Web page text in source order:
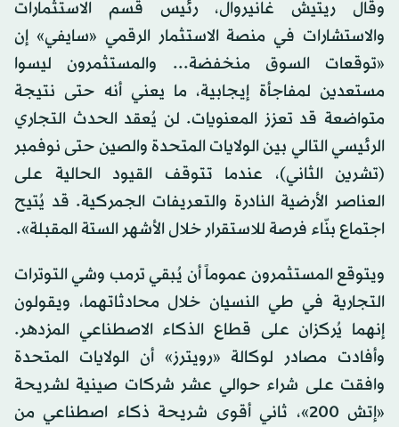
وقال ريتيش غانيروال، رئيس قسم الاستثمارات
والاستشارات في منصة الاستثمار الرقمي «سايفي» إن
«توقعات السوق منخفضة... والمستثمرون ليسوا
مستعدين لمفاجأة إيجابية، ما يعني أنه حتى نتيجة
متواضعة قد تعزز المعنويات. لن يُعقد الحدث التجاري
الرئيسي التالي بين الولايات المتحدة والصين حتى نوفمبر
(تشرين الثاني)، عندما تتوقف القيود الحالية على
العناصر الأرضية النادرة والتعريفات الجمركية. قد يُتيح
اجتماع بنّاء فرصة للاستقرار خلال الأشهر الستة المقبلة».
ويتوقع المستثمرون عموماً أن يُبقي ترمب وشي التوترات
التجارية في طي النسيان خلال محادثاتهما، ويقولون
إنهما يُركزان على قطاع الذكاء الاصطناعي المزدهر.
وأفادت مصادر لوكالة «رويترز» أن الولايات المتحدة
وافقت على شراء حوالي عشر شركات صينية لشريحة
«إتش 200»، ثاني أقوى شريحة ذكاء اصطناعي من